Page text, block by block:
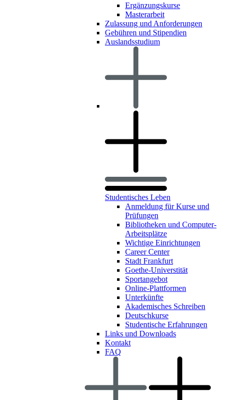
Ergänzungskurse
Masterarbeit
Zulassung und Anforderungen
Gebühren und Stipendien
Auslandsstudium
Studentisches Leben
Anmeldung für Kurse und
Prüfungen
Bibliotheken und Computer-
Arbeitsplätze
Wichtige Einrichtungen
Career Center
Stadt Frankfurt
Goethe-Universtität
Sportangebot
Online-Plattformen
Unterkünfte
Akademisches Schreiben
Deutschkurse
Studentische Erfahrungen
Links und Downloads
Kontakt
FAQ